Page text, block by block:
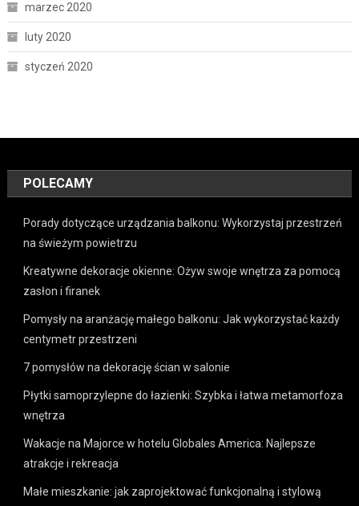
marzec 2020
luty 2020
styczeń 2020
POLECAMY
Porady dotyczące urządzania balkonu: Wykorzystaj przestrzeń
na świeżym powietrzu
Kreatywne dekoracje okienne: Ożyw swoje wnętrza za pomocą
zasłon i firanek
Pomysły na aranżację małego balkonu: Jak wykorzystać każdy
centymetr przestrzeni
7 pomysłów na dekorację ścian w salonie
Płytki samoprzylepne do łazienki: Szybka i łatwa metamorfoza
wnętrza
Wakacje na Majorce w hotelu Globales America: Najlepsze
atrakcje i rekreacja
Małe mieszkanie: jak zaprojektować funkcjonalną i stylową